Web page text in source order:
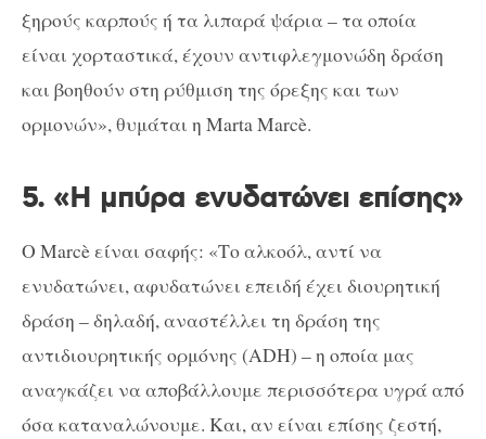
ξηρούς καρπούς ή τα λιπαρά ψάρια – τα οποία
είναι χορταστικά, έχουν αντιφλεγμονώδη δράση
και βοηθούν στη ρύθμιση της όρεξης και των
ορμονών», θυμάται η Marta Marcè.
5. «Η μπύρα ενυδατώνει επίσης»
Ο Marcè είναι σαφής: «Το αλκοόλ, αντί να
ενυδατώνει, αφυδατώνει επειδή έχει διουρητική
δράση – δηλαδή, αναστέλλει τη δράση της
αντιδιουρητικής ορμόνης (ADH) – η οποία μας
αναγκάζει να αποβάλλουμε περισσότερα υγρά από
όσα καταναλώνουμε. Και, αν είναι επίσης ζεστή,